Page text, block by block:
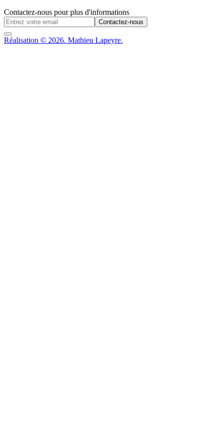
Contactez-nous pour plus d'informations
Contactez-nous
Réalisation © 2026. Mathieu Lapeyre.